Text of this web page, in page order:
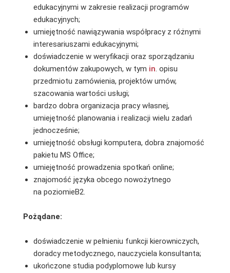
edukacyjnymi w zakresie realizacji programów
edukacyjnych;
umiejętność nawiązywania współpracy z różnymi
interesariuszami edukacyjnymi;
doświadczenie w weryfikacji oraz sporządzaniu
dokumentów zakupowych, w tym in. opisu
przedmiotu zamówienia, projektów umów,
szacowania wartości usługi;
bardzo dobra organizacja pracy własnej,
umiejętność planowania i realizacji wielu zadań
jednocześnie;
umiejętność obsługi komputera, dobra znajomość
pakietu MS Office;
umiejętność prowadzenia spotkań online;
znajomość języka obcego nowożytnego
na poziomieB2.
Pożądane:
doświadczenie w pełnieniu funkcji kierowniczych,
doradcy metodycznego, nauczyciela konsultanta;
ukończone studia podyplomowe lub kursy